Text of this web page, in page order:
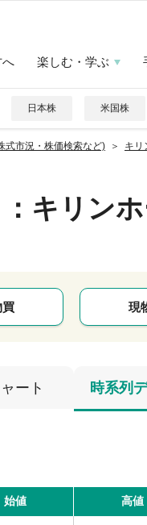
楽しむ・学ぶ
日本株 米国株
式市況・株価検索など) キリ
：キリン
買 現
ート 時系列
始値 高値